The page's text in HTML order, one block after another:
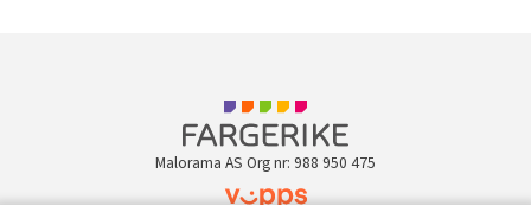
Malorama AS Org nr: 988 950 475